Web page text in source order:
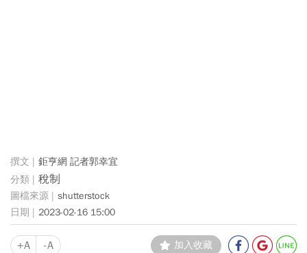
鉅亨網 記者郭幸宜
稅制
shutterstock
2023-02-16 15:00
+A -A 加入收藏